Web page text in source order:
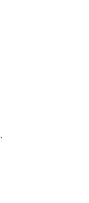
.